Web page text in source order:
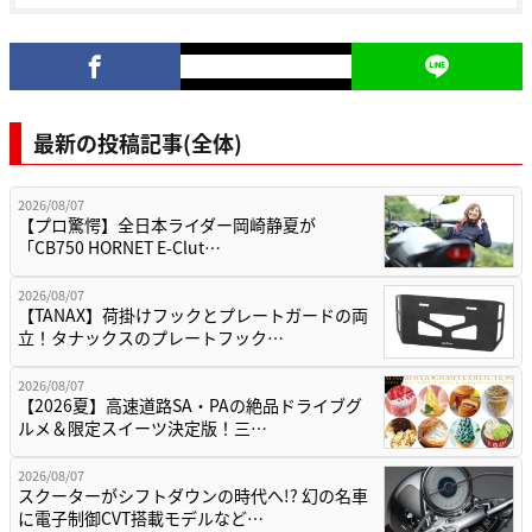
最新の投稿記事(全体)
2026/08/07
【プロ驚愕】全日本ライダー岡崎静夏が
「CB750 HORNET E-Clut…
2026/08/07
【TANAX】荷掛けフックとプレートガードの両
立！タナックスのプレートフック…
2026/08/07
【2026夏】高速道路SA・PAの絶品ドライブグ
ルメ＆限定スイーツ決定版！三…
2026/08/07
スクーターがシフトダウンの時代へ!? 幻の名車
に電子制御CVT搭載モデルなど…